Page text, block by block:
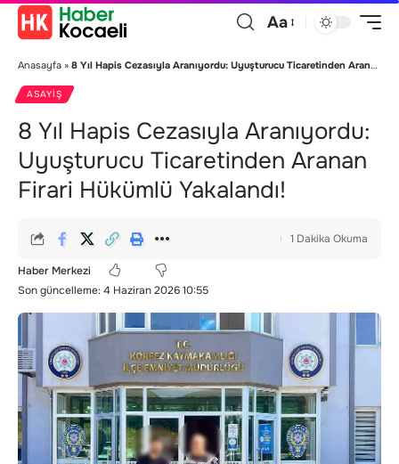
Aa
Anasayfa » 8 Yıl Hapis Cezasıyla Aranıyordu: Uyuşturucu Ticaretinden Aranan Firari Hükümlü Yakalandı!
ASAYIŞ
8 Yıl Hapis Cezasıyla Aranıyordu:
Uyuşturucu Ticaretinden Aranan
Firari Hükümlü Yakalandı!
Son güncelleme: 4 Haziran 2026 10:55
Haber Merkezi
1 Dakika Okuma